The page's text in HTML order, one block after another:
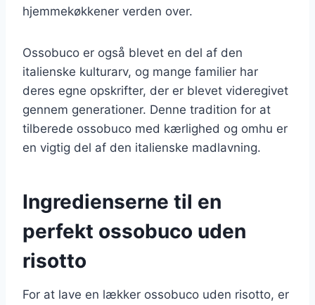
hjemmekøkkener verden over.
Ossobuco er også blevet en del af den
italienske kulturarv, og mange familier har
deres egne opskrifter, der er blevet videregivet
gennem generationer. Denne tradition for at
tilberede ossobuco med kærlighed og omhu er
en vigtig del af den italienske madlavning.
Ingredienserne til en
perfekt ossobuco uden
risotto
For at lave en lækker ossobuco uden risotto, er